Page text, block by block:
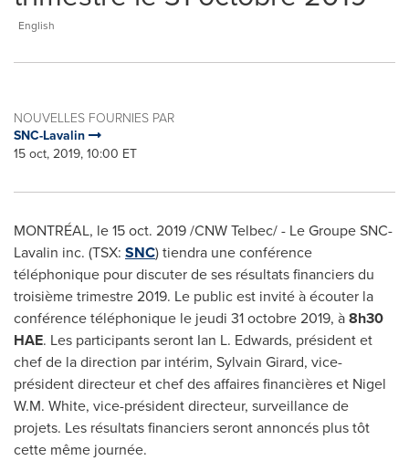
English
NOUVELLES FOURNIES PAR
SNC-Lavalin
15 oct, 2019, 10:00 ET
MONTRÉAL, le15 oct. 2019/CNW Telbec/ - Le Groupe SNC-
Lavalin inc. (TSX: SNC) tiendra une conférence
téléphonique pour discuter de ses résultats financiers du
troisième trimestre 2019. Le public est invité à écouter la
conférence téléphonique le jeudi 31 octobre 2019, à8h30
HAE. Les participants seront Ian L. Edwards, président et
chef de la direction par intérim, Sylvain Girard, vice-
président directeur et chef des affaires financières et Nigel
W.M. White, vice-président directeur, surveillance de
projets. Les résultats financiers seront annoncés plus tôt
cette même journée.